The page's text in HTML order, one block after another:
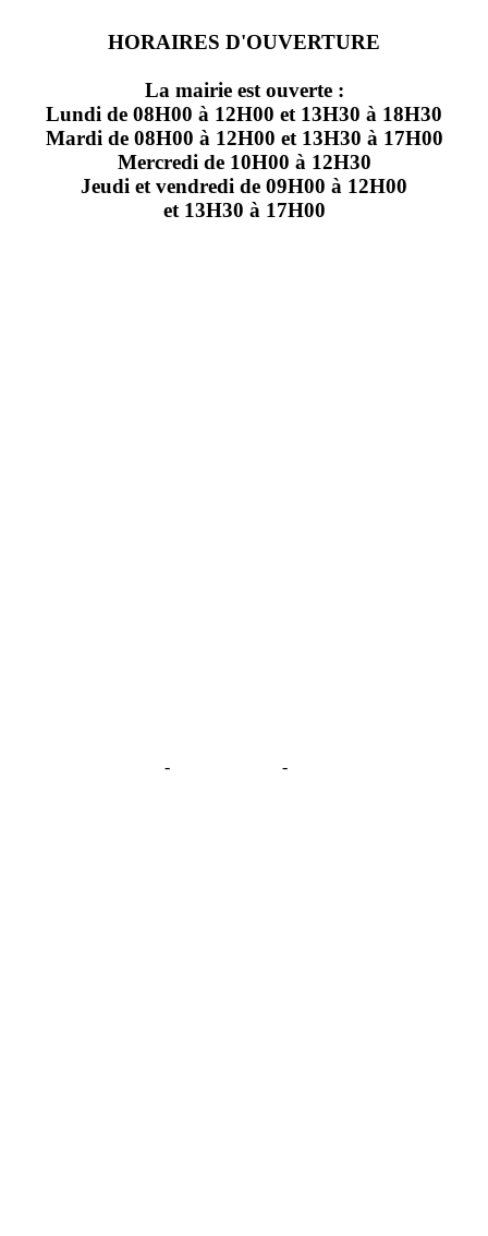
HORAIRES D'OUVERTURE
La mairie est ouverte :
Lundi de 08H00 à 12H00 et 13H30 à 18H30
Mardi de 08H00 à 12H00 et 13H30 à 17H00
Mercredi de 10H00 à 12H30
Jeudi et vendredi de 09H00 à 12H00
et 13H30 à 17H00
- -